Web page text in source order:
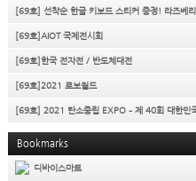
[69호] 선착순 한글 키보드 스티커 증정! 라즈베
[69호]AIOT 국제전시회
[69호]한국 전자전 / 반도체대전
[69호]2021 로보월드
[69호] 2021 탄소중립 EXPO – 제 40회 대한민
Bookmarks